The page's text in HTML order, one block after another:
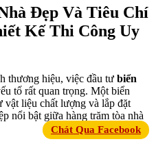
Đẹp Và Tiêu Chí
Kế Thi Công Uy
thương hiệu, việc đầu tư biển
tố rất quan trọng. Một biển
vật liệu chất lượng và lắp đặt
nổi bật giữa hàng trăm tòa nhà
Chát Qua Facebook